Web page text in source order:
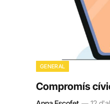
GENERAL
Compromís